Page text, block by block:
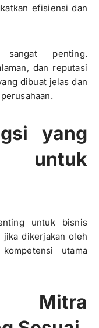
efisiensi dan
penting.
dan reputasi
dibuat jelas dan
yang
untuk bisnis
dikerjakan oleh
utama
Mitra